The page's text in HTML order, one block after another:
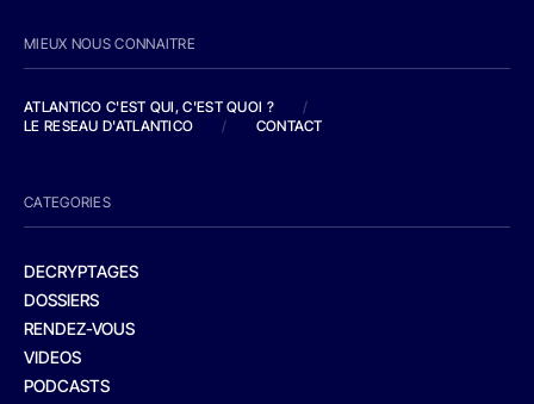
MIEUX NOUS CONNAITRE
ATLANTICO C'EST QUI, C'EST QUOI ?
/
LE RESEAU D'ATLANTICO
/ CONTACT
CATEGORIES
DECRYPTAGES
DOSSIERS
RENDEZ-VOUS
VIDEOS
PODCASTS